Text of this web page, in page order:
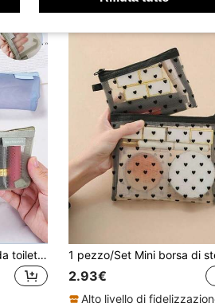
3 pezzi/9 pezzi Borsa da toilette in nylon a rete triangolare di grande capacità, borsa per il trucco portatile e impermeabile, borsa cosmetica multifunzionale
2.93€